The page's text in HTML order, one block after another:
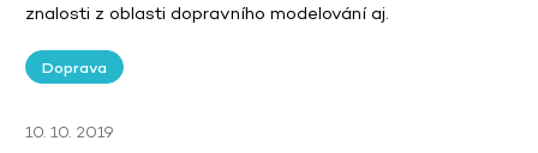
znalosti z oblasti dopravního modelování aj.
Doprava
10. 10. 2019